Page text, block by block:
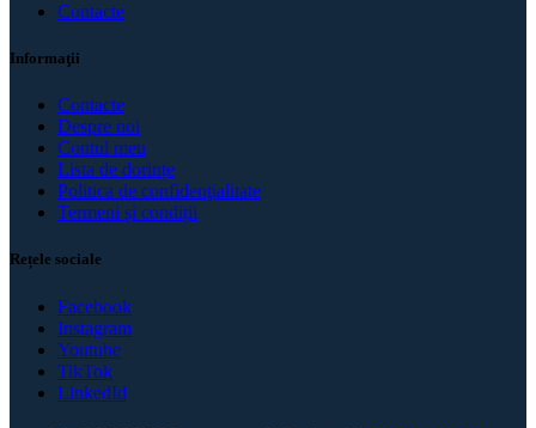
Contacte
Informaţii
Contacte
Despre noi
Contul meu
Lista de dorințe
Politica de confidenţialitate
Termeni și condiții
Rețele sociale
Facebook
Instagram
Youtube
TikTok
LinkedId